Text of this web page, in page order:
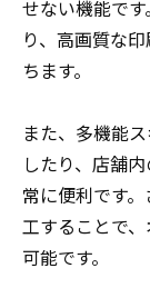
せない機能で
り、高画質な
ちます。
また、多機能
したり、店舗
常に便利です
工することで
可能です。